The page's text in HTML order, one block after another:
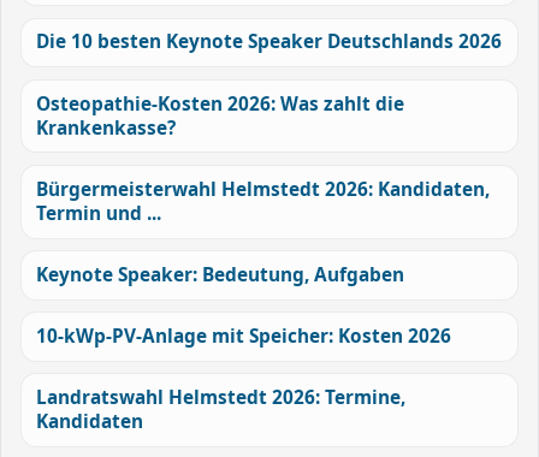
Die 10 besten Keynote Speaker Deutschlands 2026
Osteopathie-Kosten 2026: Was zahlt die
Krankenkasse?
Bürgermeisterwahl Helmstedt 2026: Kandidaten,
Termin und ...
Keynote Speaker: Bedeutung, Aufgaben
10-kWp-PV-Anlage mit Speicher: Kosten 2026
Landratswahl Helmstedt 2026: Termine,
Kandidaten